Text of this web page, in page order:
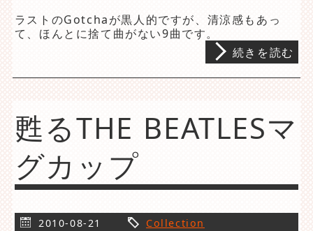
ラストのGotchaが黒人的ですが、清涼感もあっ
て、ほんとに捨て曲がない9曲です。
続きを読む
甦るTHE BEATLESマ
グカップ
2010-08-21 Collection